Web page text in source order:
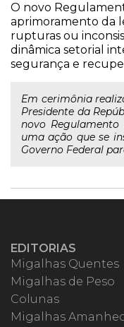
O novo
aprimoramento da
rupturas ou
dinâmica setorial
segurança e
Em cerimônia
Presidente da
novo
uma ação que se
Governo Federal
EDITORIAS
Migalhas Quentes
Migalhas de Peso
Colunas
Migalhas